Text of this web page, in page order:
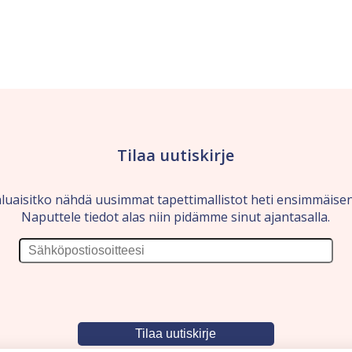
Tilaa uutiskirje
nähdä uusimmat tapettimallistot heti
Naputtele tiedot alas niin pidämme sinut ajantasalla.